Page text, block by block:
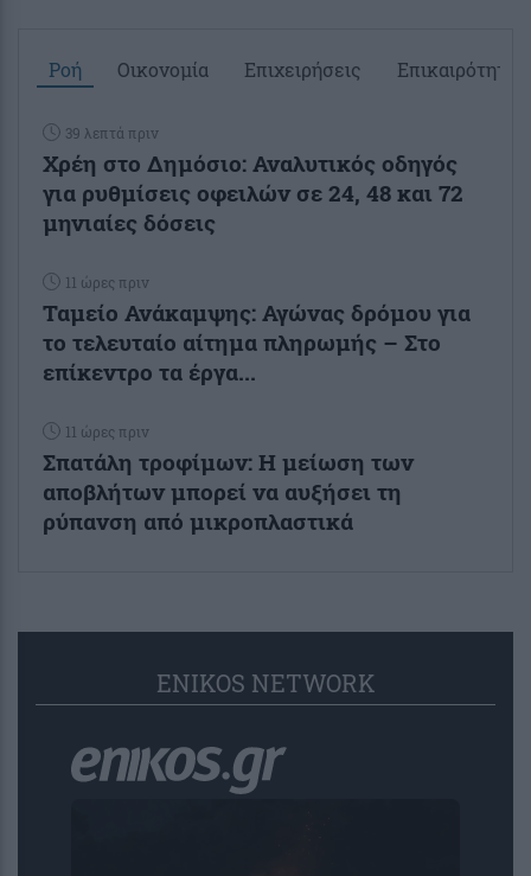
Ροή Οικονομία Επιχειρήσεις Επικαιρότητα
39 λεπτά πριν
Χρέη στο Δημόσιο: Αναλυτικός οδηγός
για ρυθμίσεις οφειλών σε 24, 48 και 72
μηνιαίες δόσεις
11 ώρες πριν
Ταμείο Ανάκαμψης: Αγώνας δρόμου για
το τελευταίο αίτημα πληρωμής – Στο
επίκεντρο τα έργα...
11 ώρες πριν
Σπατάλη τροφίμων: Η μείωση των
αποβλήτων μπορεί να αυξήσει τη
ρύπανση από μικροπλαστικά
ENIKOS NETWORK